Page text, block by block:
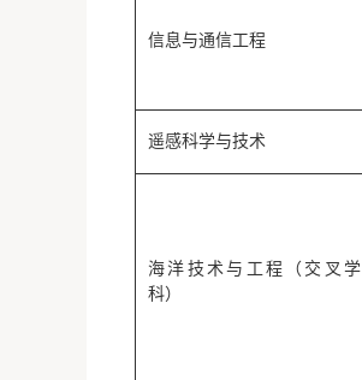
信息与通信工程
遥感科学与技术
海洋技术与工程（交叉学
科）